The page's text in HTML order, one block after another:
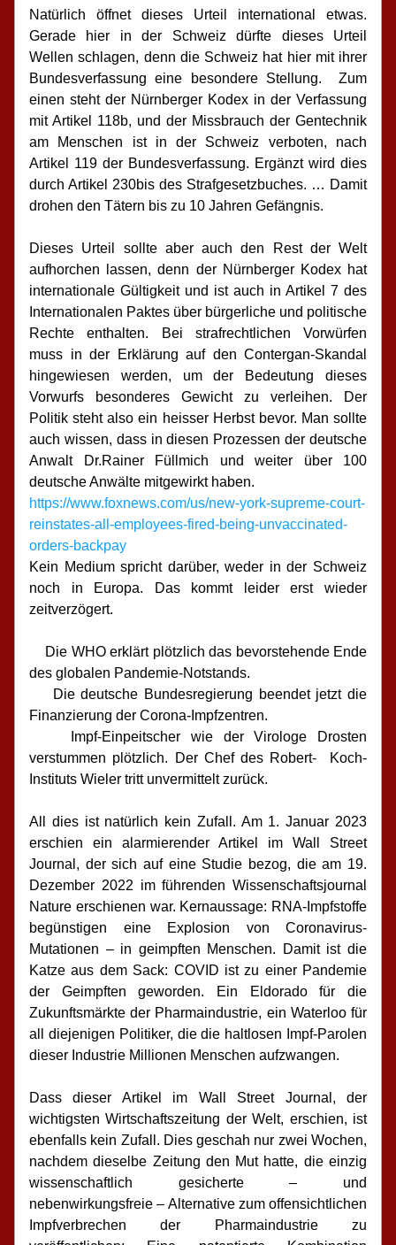
Natürlich öffnet dieses Urteil international etwas.
Gerade hier in der Schweiz dürfte dieses Urteil
Wellen schlagen, denn die Schweiz hat hier mit ihrer
Bundesverfassung eine besondere Stellung.  Zum
einen steht der Nürnberger Kodex in der Verfassung
mit Artikel 118b, und der Missbrauch der Gentechnik
am Menschen ist in der Schweiz verboten, nach
Artikel 119 der Bundesverfassung. Ergänzt wird dies
durch Artikel 230bis des Strafgesetzbuches. … Damit
drohen den Tätern bis zu 10 Jahren Gefängnis.
Dieses Urteil sollte aber auch den Rest der Welt
aufhorchen lassen, denn der Nürnberger Kodex hat
internationale Gültigkeit und ist auch in Artikel 7 des
Internationalen Paktes über bürgerliche und politische
Rechte enthalten. Bei strafrechtlichen Vorwürfen
muss in der Erklärung auf den Contergan-Skandal
hingewiesen werden, um der Bedeutung dieses
Vorwurfs besonderes Gewicht zu verleihen. Der
Politik steht also ein heisser Herbst bevor. Man sollte
auch wissen, dass in diesen Prozessen der deutsche
Anwalt Dr.Rainer Füllmich und weiter über 100
deutsche Anwälte mitgewirkt haben.
https://www.foxnews.com/us/new-york-supreme-court-
reinstates-all-employees-fired-being-unvaccinated-
orders-backpay
Kein Medium spricht darüber, weder in der Schweiz
noch in Europa. Das kommt leider erst wieder
zeitverzögert.
Die WHO erklärt plötzlich das bevorstehende Ende
des globalen Pandemie-Notstands.
Die deutsche Bundesregierung beendet jetzt die
Finanzierung der Corona-Impfzentren.
Impf-Einpeitscher wie der Virologe Drosten
verstummen plötzlich. Der Chef des Robert-  Koch-
Instituts Wieler tritt unvermittelt zurück.
All dies ist natürlich kein Zufall. Am 1. Januar 2023
erschien ein alarmierender Artikel im Wall Street
Journal, der sich auf eine Studie bezog, die am 19.
Dezember 2022 im führenden Wissenschaftsjournal
Nature erschienen war. Kernaussage: RNA-Impfstoffe
begünstigen eine Explosion von Coronavirus-
Mutationen – in geimpften Menschen. Damit ist die
Katze aus dem Sack: COVID ist zu einer Pandemie
der Geimpften geworden. Ein Eldorado für die
Zukunftsmärkte der Pharmaindustrie, ein Waterloo für
all diejenigen Politiker, die die haltlosen Impf-Parolen
dieser Industrie Millionen Menschen aufzwangen.
Dass dieser Artikel im Wall Street Journal, der
wichtigsten Wirtschaftszeitung der Welt, erschien, ist
ebenfalls kein Zufall. Dies geschah nur zwei Wochen,
nachdem dieselbe Zeitung den Mut hatte, die einzig
wissenschaftlich gesicherte – und
nebenwirkungsfreie – Alternative zum offensichtlichen
Impfverbrechen der Pharmaindustrie zu